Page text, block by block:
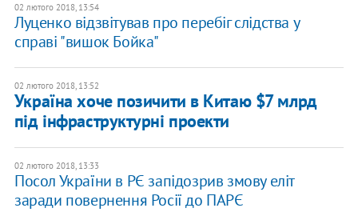
02 лютого 2018, 13:54
Луценко відзвітував про перебіг слідства у
справі "вишок Бойка"
02 лютого 2018, 13:52
Україна хоче позичити в Китаю $7 млрд
під інфраструктурні проекти
02 лютого 2018, 13:33
Посол України в РЄ запідозрив змову еліт
заради повернення Росії до ПАРЄ